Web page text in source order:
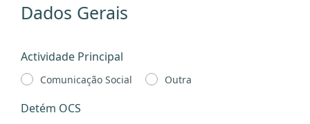
Dados Gerais
Actividade Principal
Comunicação Social Outra
Detém OCS